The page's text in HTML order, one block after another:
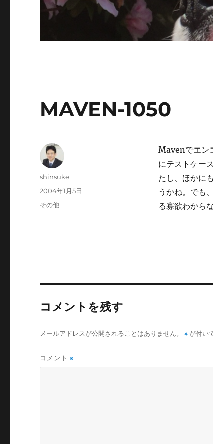
MAVEN-1050
Mavenでエン
にテストケー
たし、ほかに
うかね。でも
る寡欲わから
投
shinsuke
投
2004年1月5日
カ
その他
コメントを残す
メールアドレスが公開されることはありません。 ※ が付い
コメント※